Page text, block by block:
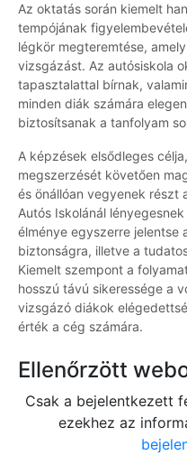
Az oktatás során kiemelt
tempójának
légkör megteremtése,
vizsgázást. Az autósiskola
tapasztalattal bírnak,
minden diák számára
biztosítsanak a tanfolyam
A képzések elsődleges
megszerzését követően
és önállóan vegyenek részt
Autós Iskolánál
élménye egyszerre jelentse
biztonságra, illetve a
Kiemelt szempont a
hosszú távú sikeressége a
vizsgázó diákok
érték a cég számára.
Ellenőrzött
Csak a bejelentkezett
ezekhez az